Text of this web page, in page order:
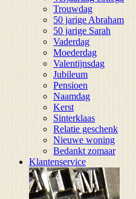
Trouwdag
50 jarige Abraham
50 jarige Sarah
Vaderdag
Moederdag
Valentijnsdag
Jubileum
Pensioen
Naamdag
Kerst
Sinterklaas
Relatie geschenk
Nieuwe woning
Bedankt zomaar
Klantenservice